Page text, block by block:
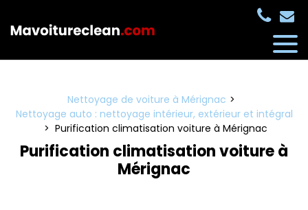
Nettoyage de voiture à Mérignac
Nettoyage auto : nettoyage intérieur, extérieur et intégral
Purification climatisation voiture à Mérignac
Purification climatisation voiture à
Mérignac